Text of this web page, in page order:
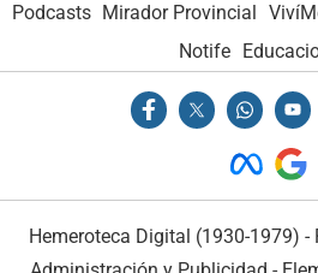
Podcasts Mirador Provincial
Notife
Hemeroteca Digital (1930-1979) -